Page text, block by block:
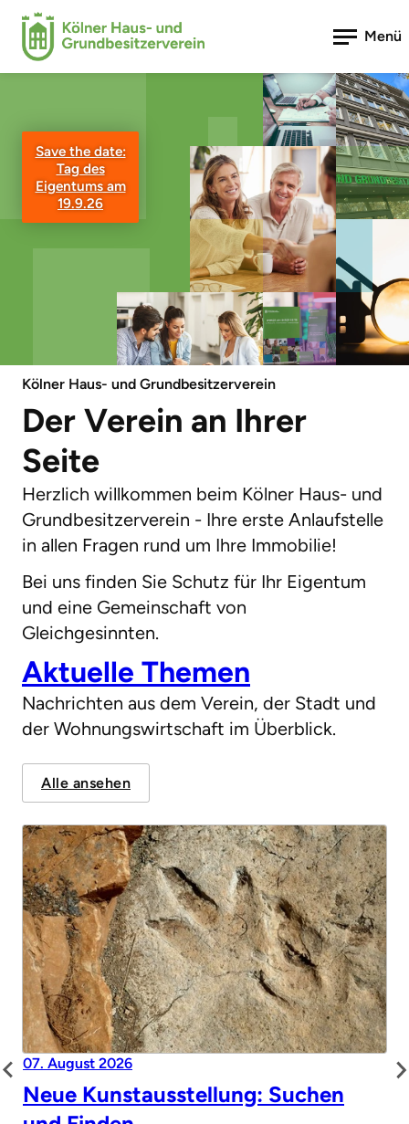
Menü
Kölner Haus- und Grundbesitzerverein
Der Verein an Ihrer
Seite
Herzlich willkommen beim Kölner Haus- und
Grundbesitzerverein - Ihre erste Anlaufstelle
in allen Fragen rund um Ihre Immobilie!
Bei uns finden Sie Schutz für Ihr Eigentum
und eine Gemeinschaft von
Gleichgesinnten.
Save the date:
Tag des
Eigentums am
19.9.26
Aktuelle Themen
Nachrichten aus dem Verein, der Stadt und
der Wohnungswirtschaft im Überblick.
Alle ansehen
07. August 2026
Neue Kunstausstellung: Suchen